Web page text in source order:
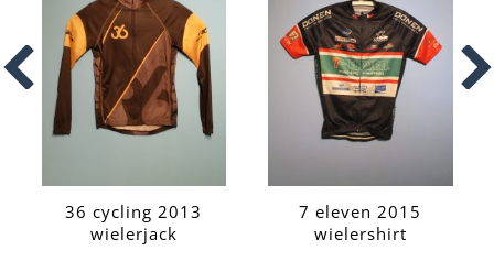
36 cycling 2013
wielerjack
7 eleven 2015
wielershirt